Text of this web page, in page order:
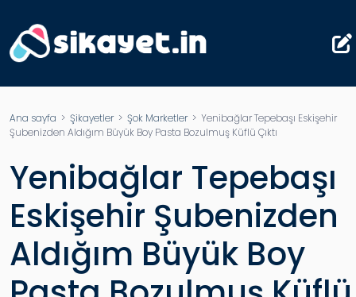
Ana sayfa > Şikayetler> Şok Marketler> Yenibağlar Tepebaşı Eskişehir
Şubenizden Aldığım Büyük Boy Pasta Bozulmuş Küflü Çıktı
Yenibağlar Tepebaşı
Eskişehir Şubenizden
Aldığım Büyük Boy